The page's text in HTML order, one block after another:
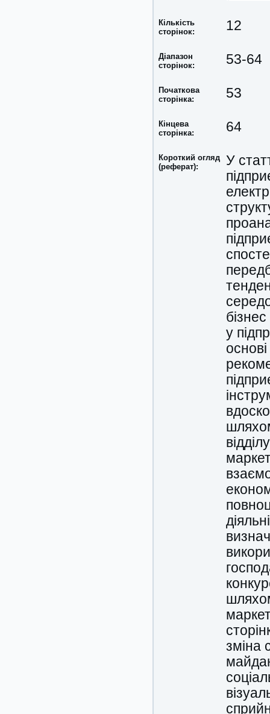
Кількість
сторінок:
12
Діапазон
сторінок:
53-64
Початкова
сторінка:
53
Кінцева
сторінка:
64
Короткий огляд
(реферат):
У
у
зміна